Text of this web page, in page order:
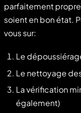
parfaitement
soient en bon état.
vous sur:
Le
Le nettoyage
La vérification
également)